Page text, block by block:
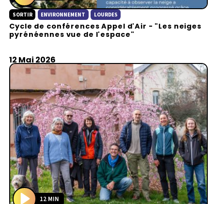
P
l
a
SORTIR ENVIRONNEMENT LOURDES
Cycle de conférences Appel d'Air - "Les neiges
pyrénéennes vue de l'espace"
12 Mai 2026
12 MIN